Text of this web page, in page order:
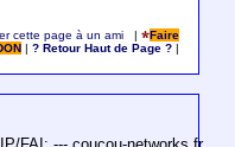
cette page à un ami |
Faire
|? Retour Haut de Page ?